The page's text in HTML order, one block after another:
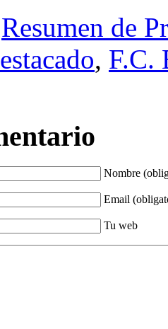
Resumen de
, F.C.
Nombre
Email
Tu web